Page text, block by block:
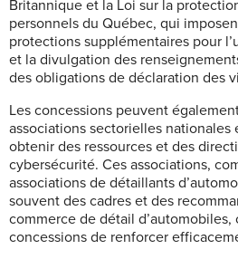
Britannique et la Loi sur la
personnels du Québec, qui
protections supplémentaires pour
et la divulgation des
des obligations de déclaration des
Les concessions peuvent
associations sectorielles nationales
obtenir des ressources et des
cybersécurité. Ces associations,
associations de détaillants
souvent des cadres et des
commerce de détail
concessions de renforcer